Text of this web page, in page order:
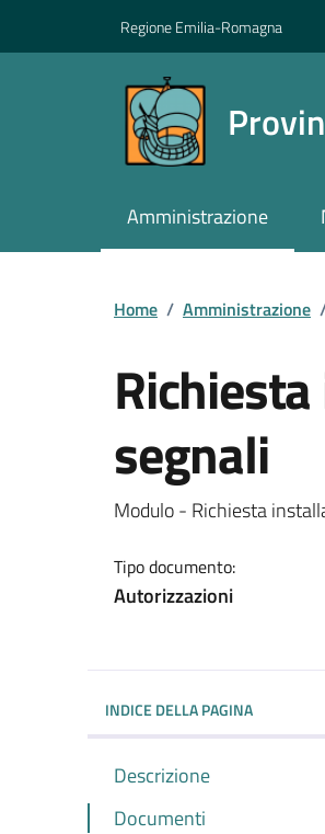
Regione Emilia-Romagna
Amministrazione
Home / Amministrazione
segnali
Dettagli del
Modulo - Richiesta
Tipo documento:
Autorizzazioni
INDICE DELLA PAGINA
Descrizione
Documenti